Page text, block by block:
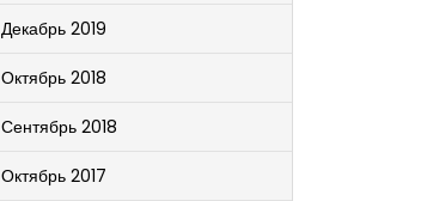
Декабрь 2019
Октябрь 2018
Сентябрь 2018
Октябрь 2017